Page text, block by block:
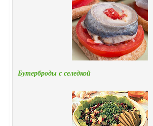
Бутерброды с селедкой